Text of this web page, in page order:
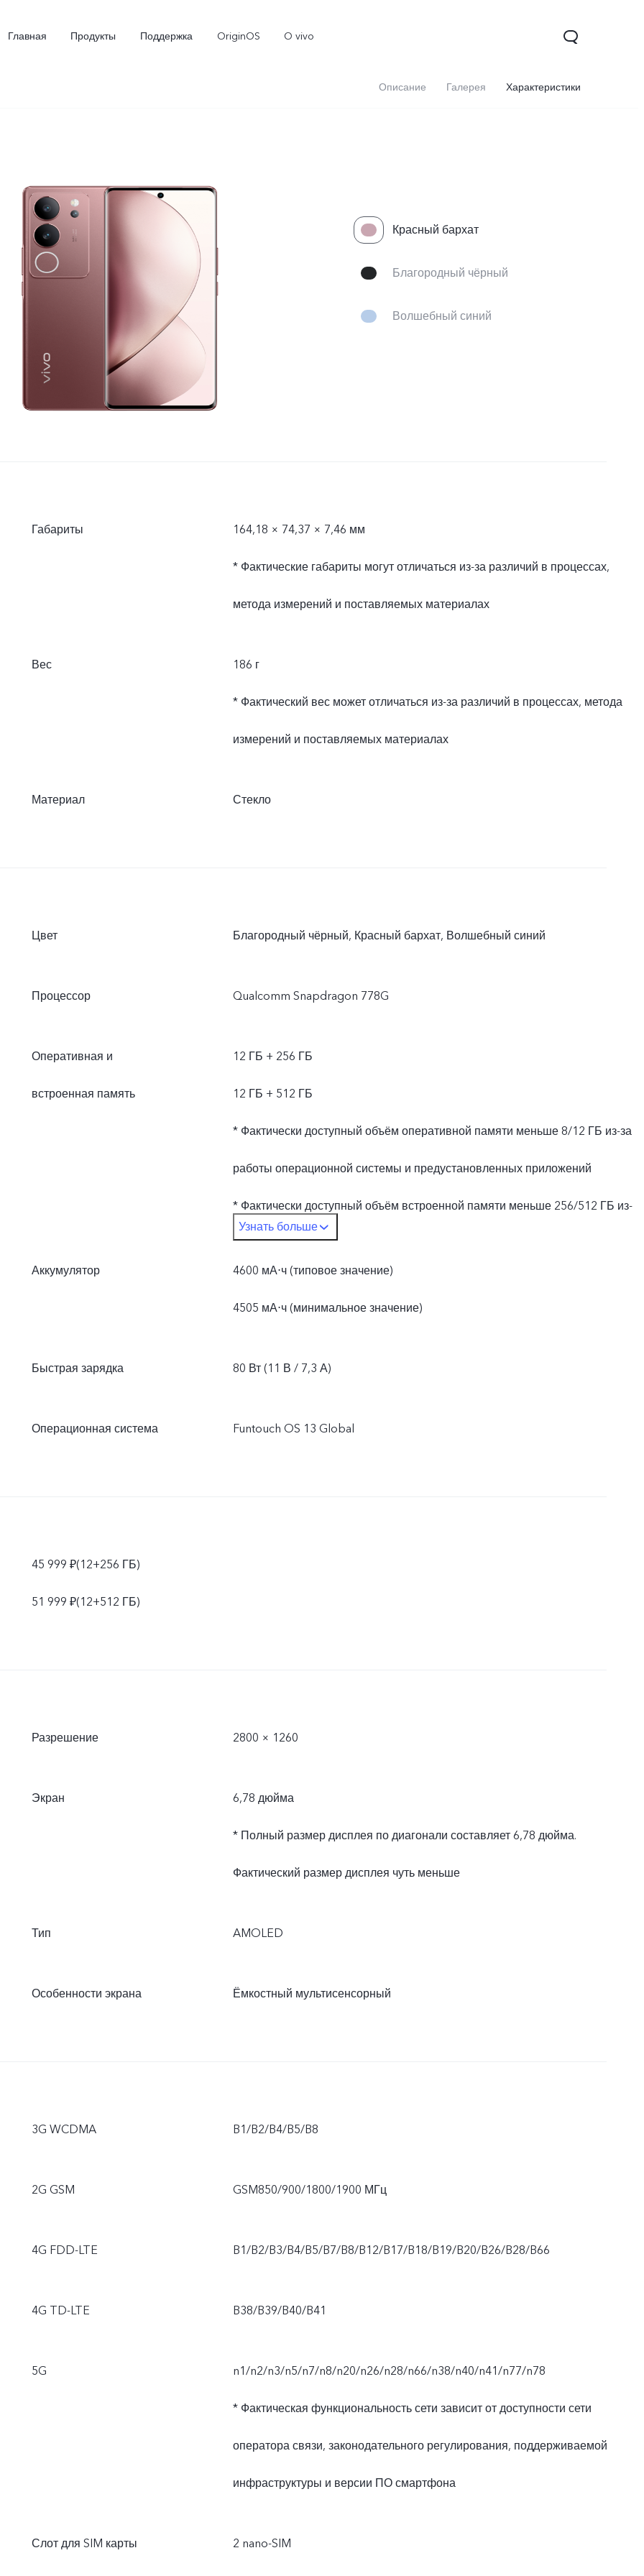
Главная Продукты Поддержка OriginOS O vivo
X300 Ultra X300 FE Новинка
Описание Галерея Характеристики
Красный бархат
Благородный чёрный
Волшебный синий
Габариты 164,18 × 74,37 × 7,46 мм
* Фактические габариты могут отличаться из-за различий в процессах,
метода измерений и поставляемых материалах
Вес 186 г
* Фактический вес может отличаться из-за различий в процессах, метода
измерений и поставляемых материалах
Материал Стекло
Цвет Благородный чёрный, Красный бархат, Волшебный синий
Процессор Qualcomm Snapdragon 778G
Оперативная и
встроенная память
12 ГБ + 256 ГБ
12 ГБ + 512 ГБ
* Фактически доступный объём оперативной памяти меньше 8/12 ГБ из-за
работы операционной системы и предустановленных приложений
* Фактически доступный объём встроенной памяти меньше 256/512 ГБ из-
за размера операционной системы и предустановленных приложений
Узнать больше
Аккумулятор 4600 мА⋅ч (типовое значение)
4505 мА⋅ч (минимальное значение)
Быстрая зарядка 80 Вт (11 В / 7,3 А)
Операционная система Funtouch OS 13 Global
45 999 ₽(12+256 ГБ)
51 999 ₽(12+512 ГБ)
Разрешение 2800 × 1260
Экран 6,78 дюйма
* Полный размер дисплея по диагонали составляет 6,78 дюйма.
Фактический размер дисплея чуть меньше
Тип AMOLED
Особенности экрана Ёмкостный мультисенсорный
3G WCDMA B1/B2/B4/B5/B8
2G GSM GSM850/900/1800/1900 МГц
4G FDD-LTE B1/B2/B3/B4/B5/B7/B8/B12/B17/B18/B19/B20/B26/B28/B66
4G TD-LTE B38/B39/B40/B41
5G n1/n2/n3/n5/n7/n8/n20/n26/n28/n66/n38/n40/n41/n77/n78
* Фактическая функциональность сети зависит от доступности сети
оператора связи, законодательного регулирования, поддерживаемой
инфраструктуры и версии ПО смартфона
Слот для SIM карты 2 nano-SIM